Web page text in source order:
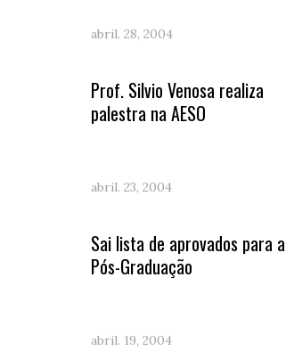
abril. 28, 2004
Prof. Silvio Venosa realiza
palestra na AESO
abril. 23, 2004
Sai lista de aprovados para a
Pós-Graduação
abril. 19, 2004